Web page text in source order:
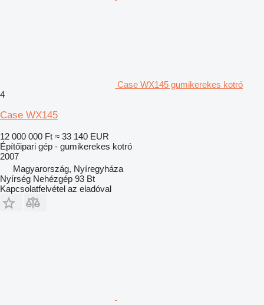
Case WX145 gumikerekes kotró
4
Case WX145
12 000 000 Ft ≈ 33 140 EUR
Építőipari gép - gumikerekes kotró
2007
Magyarország, Nyíregyháza
Nyírség Nehézgép 93 Bt
Kapcsolatfelvétel az eladóval